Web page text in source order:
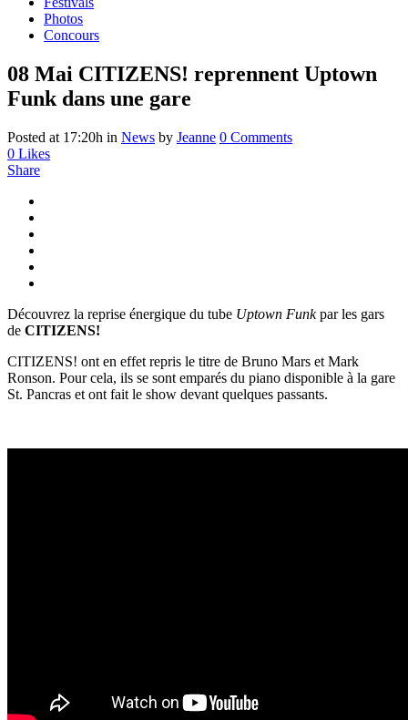
Photos
Concours
08 Mai CITIZENS! reprennent Uptown
Funk dans une gare
Posted at 17:20h in News by Jeanne 0 Comments
0 Likes
Share
Découvrez la reprise énergique du tube Uptown Funkpar les gars
de CITIZENS!
CITIZENS! ont en effet repris le titre de Bruno Mars et Mark
Ronson. Pour cela, ils se sont emparés du piano disponible à la gare
St. Pancras et ont fait le show devant quelques passants.